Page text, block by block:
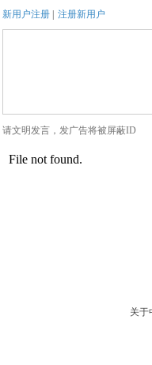
新用户注册 注册新用户
请文明发言，发广告将被屏蔽ID
关于